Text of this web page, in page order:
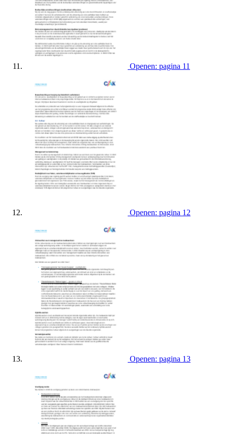
Openen: pagina 11
Openen: pagina 12
Openen: pagina 13